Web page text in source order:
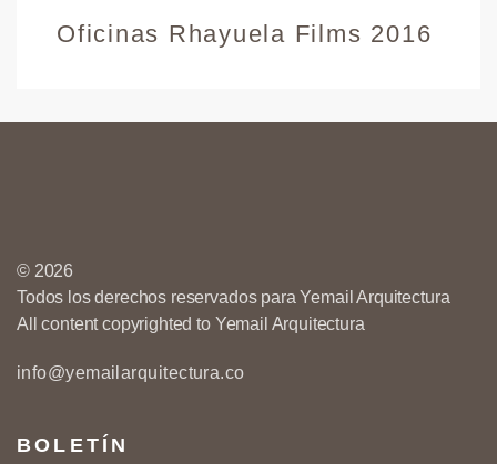
Oficinas Rhayuela Films 2016
© 2026
Todos los derechos reservados para Yemail Arquitectura
All content copyrighted to Yemail Arquitectura
info@yemailarquitectura.co
BOLETÍN